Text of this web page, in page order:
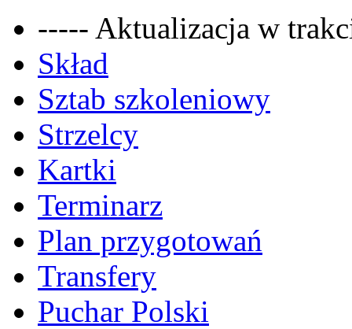
----- Aktualizacja w
Skład
Sztab szkoleniowy
Strzelcy
Kartki
Terminarz
Plan przygotowań
Transfery
Puchar Polski